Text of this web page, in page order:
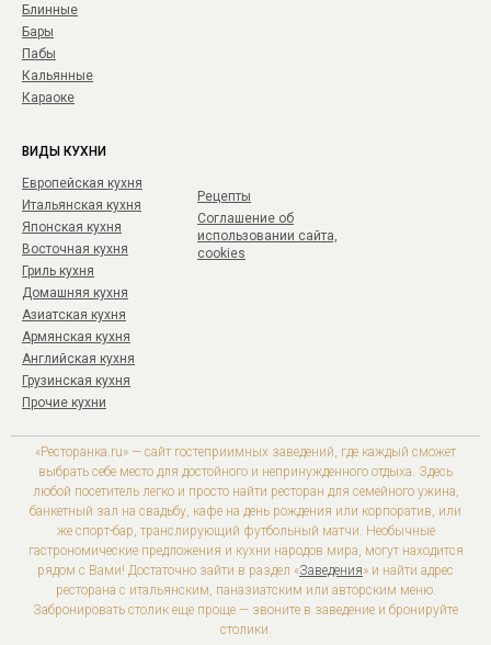
Блинные
Бары
Пабы
Кальянные
Караоке
ВИДЫ КУХНИ
Европейская кухня
Итальянская кухня
Японская кухня
Восточная кухня
Гриль кухня
Домашняя кухня
Азиатская кухня
Армянская кухня
Английская кухня
Грузинская кухня
Прочие кухни
Рецепты
Соглашение об
использовании сайта,
cookies
«Ресторанка.ru» — сайт гостеприимных заведений, где каждый сможет
выбрать себе место для достойного и непринужденного отдыха. Здесь
любой посетитель легко и просто найти ресторан для семейного ужина,
банкетный зал на свадьбу, кафе на день рождения или корпоратив, или
же спорт-бар, транслирующий футбольный матчи. Необычные
гастрономические предложения и кухни народов мира, могут находится
рядом с Вами! Достаточно зайти в раздел «Заведения» и найти адрес
ресторана с итальянским, паназиатским или авторским меню.
Забронировать столик еще проще — звоните в заведение и бронируйте
столики.